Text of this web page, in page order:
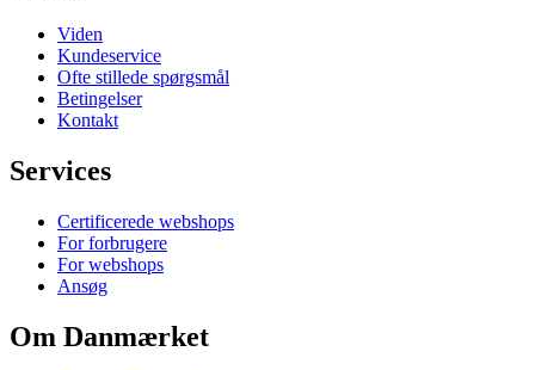
Viden
Kundeservice
Ofte stillede spørgsmål
Betingelser
Kontakt
Services
Certificerede webshops
For forbrugere
For webshops
Ansøg
Om Danmærket